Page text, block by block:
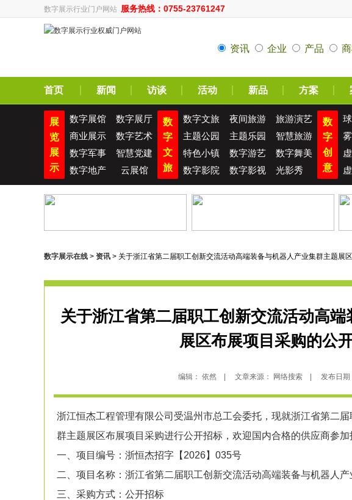
数字展示行业门户网站 服务热线：0755-23761247
资讯 企业 产品
首页 新闻 访谈 活动 新品 方案
展
览
展
示
数字展馆
数字展厅
商业展示
数字艺术
数字军事
智慧党建
数字地产
云展馆
数
字
文
旅
数字文旅 夜间旅游
旅游演艺
主题公园
主题乐园
智慧旅游
特色小镇
数字游艺
数字舞美
数字影院
数字影视 光影秀
数
字
创
意
数字展示在线 > 资讯 > 关于浙江省第二届职工创新交流活动高端装备与机器人产业集群主题展
关于浙江省第二届职工创新交流活动高
展区布展项目采购的公
编辑： 依然 | 文章来源： 网络搜索 | 发布日期
浙江恒杰工程管理有限公司受温州市总工会委托，现就浙江省第二
群主题展区布展项目采购进行公开招标，欢迎国内合格的供应商参加
一、项目编号：浙恒杰招字【2026】035号
二、项目名称：浙江省第二届职工创新交流活动高端装备与机器人
三、采购方式：公开招标